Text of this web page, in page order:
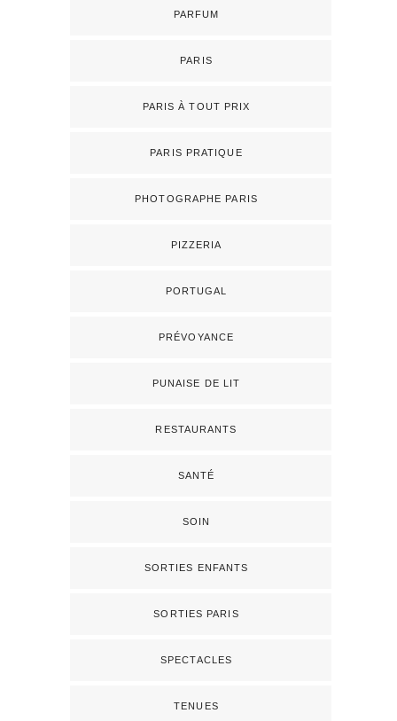
PARFUM
PARIS
PARIS À TOUT PRIX
PARIS PRATIQUE
PHOTOGRAPHE PARIS
PIZZERIA
PORTUGAL
PRÉVOYANCE
PUNAISE DE LIT
RESTAURANTS
SANTÉ
SOIN
SORTIES ENFANTS
SORTIES PARIS
SPECTACLES
TENUES